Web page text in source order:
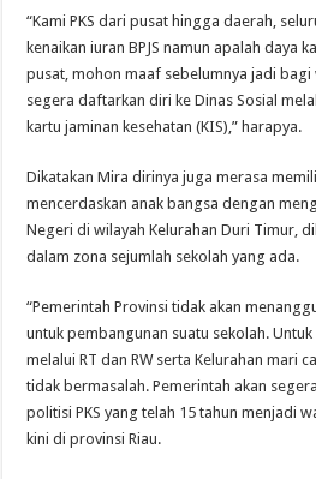
“Kami PKS dari pusat hingga daerah,
kenaikan iuran BPJS namun apalah daya
pusat, mohon maaf sebelumnya jadi
segera daftarkan diri ke Dinas Sosial
kartu jaminan kesehatan (KIS),” harapya.
Dikatakan Mira dirinya juga merasa
mencerdaskan anak bangsa dengan
Negeri di wilayah Kelurahan Duri Timur,
dalam zona sejumlah sekolah yang ada.
“Pemerintah Provinsi tidak akan
untuk pembangunan suatu sekolah.
melalui RT dan RW serta Kelurahan mari
tidak bermasalah. Pemerintah akan
politisi PKS yang telah 15 tahun menjadi
kini di provinsi Riau.